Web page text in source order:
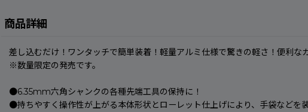
商品詳細
差し込むだけ！ワンタッチで簡単装着！軽量アルミ仕様で驚きの軽さ！便利な
※数量限定の発売です。
●6.35mm六角シャンクの各種先端工具の保持に！
●持ちやすく操作性が上がる本体形状とローレット仕上げにより、手袋などを